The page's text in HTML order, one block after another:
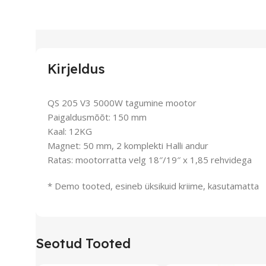
Kirjeldus
QS 205 V3 5000W tagumine mootor
Paigaldusmõõt: 150 mm
Kaal: 12KG
Magnet: 50 mm, 2 komplekti Halli andur
Ratas: mootorratta velg 18″/19″ x 1,85 rehvidega
* Demo tooted, esineb üksikuid kriime, kasutamatta
Seotud Tooted